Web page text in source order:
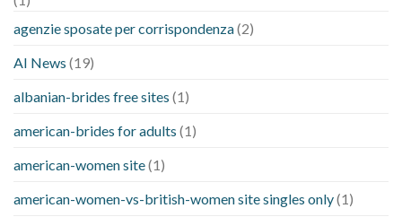
agenzie sposate per corrispondenza(2)
AI News (19)
albanian-brides free sites (1)
american-brides for adults (1)
american-women site(1)
american-women-vs-british-women site singles only(1)